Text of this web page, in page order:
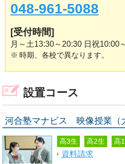
048-961-5088
[受付時間]
月～土13:30～20:30 日祝10:00
※ 時期、各校で異なります。
設置コース
河合塾マナビス 映像授業（
高3生 高2生 高
資料請求